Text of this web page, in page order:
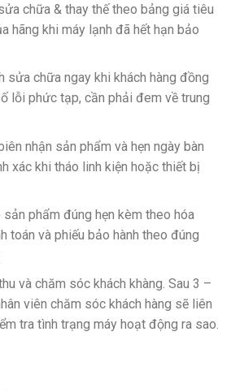
chữa & thay thế theo bảng giá tiêu
hãng khi máy lạnh đã hết hạn bảo
sửa chữa ngay khi khách hàng đồng
lỗi phức tạp, cần phải đem về trung
nhận sản phẩm và hẹn ngày bàn
xác khi tháo linh kiện hoặc thiết bị
sản phẩm đúng hẹn kèm theo hóa
toán và phiếu bảo hành theo đúng
và chăm sóc khách khàng. Sau 3 –
viên chăm sóc khách hàng sẽ liên
tra tình trạng máy hoạt động ra sao.